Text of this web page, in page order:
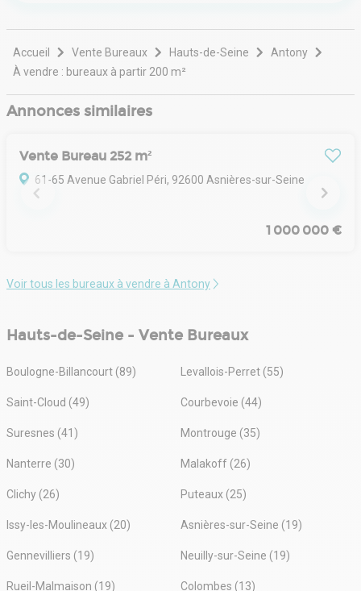
Accueil Vente Bureaux Hauts-de-Seine
Antony
À vendre : bureaux à partir 200 m²
Annonces similaires
Vente Bureau 252 m²
61-65 Avenue Gabriel Péri, 92600 Asnières-sur-Seine
1 000 000 €
Voir tous les bureaux à vendre à Antony
Hauts-de-Seine - Vente Bureaux
Boulogne-Billancourt (89) Levallois-Perret (55)
Saint-Cloud (49) Courbevoie (44)
Suresnes (41) Montrouge (35)
Nanterre (30) Malakoff (26)
Clichy (26) Puteaux (25)
Issy-les-Moulineaux (20) Asnières-sur-Seine (19)
Gennevilliers (19) Neuilly-sur-Seine (19)
Rueil-Malmaison (19) Colombes (13)